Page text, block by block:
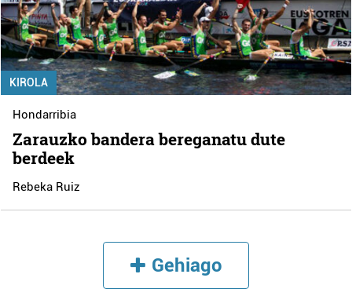
KIROLA
Hondarribia
Zarauzko bandera bereganatu dute
berdeek
Rebeka Ruiz
Gehiago